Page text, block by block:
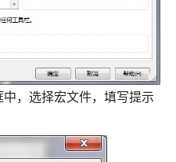
，选择宏文件，填写提示